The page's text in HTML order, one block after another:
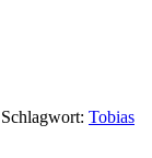
Schlagwort: Tobias